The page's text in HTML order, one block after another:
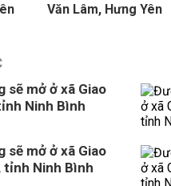
Văn Lâm, Hưng Yên
sẽ mở ở xã Giao
Ninh Bình
sẽ mở ở xã Giao
tỉnh Ninh Bình